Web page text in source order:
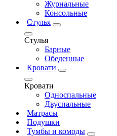
Журнальные
Консольные
Стулья
Стулья
Барные
Обеденные
Кровати
Кровати
Односпальные
Двуспальные
Матрасы
Подушки
Тумбы и комоды